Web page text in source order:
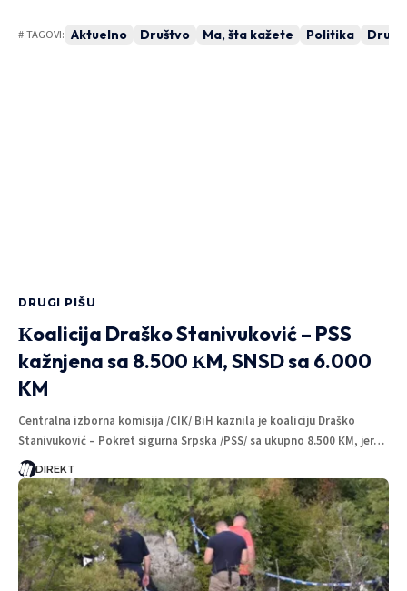
# TAGOVI: Aktuelno Društvo Ma, šta kažete Politika Drugi
DRUGI PIŠU
Кoalicija Draško Stanivuković – PSS
kažnjena sa 8.500 КM, SNSD sa 6.000
KM
Centralna izborna komisija /CIК/ BiH kaznila je koaliciju Draško
Stanivuković – Pokret sigurna Srpska /PSS/ sa ukupno 8.500 КM, jer…
DIREKT